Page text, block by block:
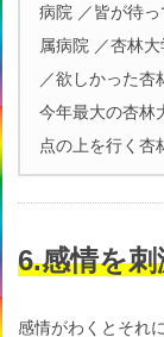
病院 ／皆が待
属病院 ／杏林
／欲しかった杏
今年最大の杏林
点の上を行く杏
6.感情を
感情がわくとそれ